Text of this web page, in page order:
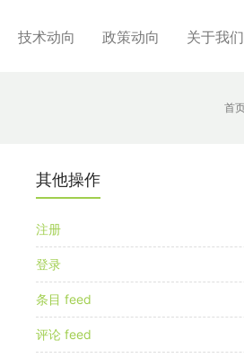
技术动向 政策动向 关于我们
首
其他操作
注册
登录
条目 feed
评论 feed